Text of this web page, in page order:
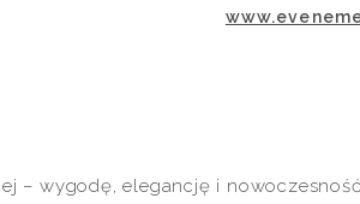
– wygodę, elegancję i